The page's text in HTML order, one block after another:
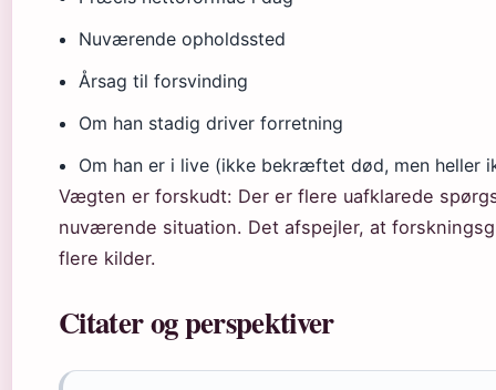
Nuværende opholdssted
Årsag til forsvinding
Om han stadig driver forretning
Om han er i live (ikke bekræftet død, men heller
Vægten er forskudt: Der er flere uafklarede
nuværende situation. Det afspejler, at
flere kilder.
Citater og perspektiver